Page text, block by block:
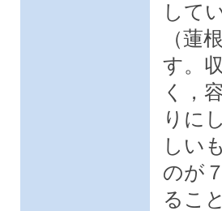
して
（蓮
す。
く，
りに
しい
のが
るこ